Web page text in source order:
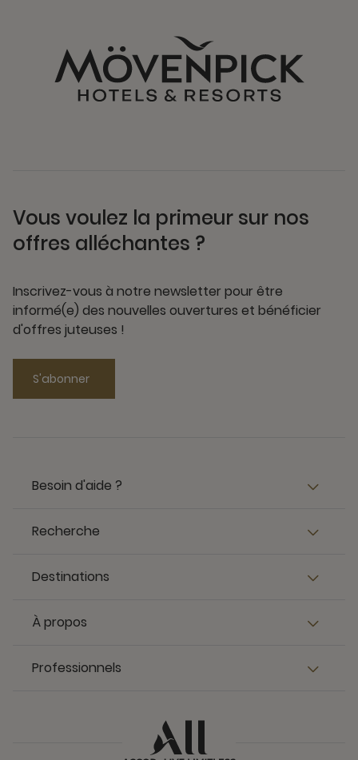
Vous voulez la primeur sur nos
offres alléchantes ?
Inscrivez-vous à notre newsletter pour être
informé(e) des nouvelles ouvertures et bénéficier
d'offres juteuses !
S'abonner
Besoin d'aide ?
Recherche
Destinations
À propos
Professionnels